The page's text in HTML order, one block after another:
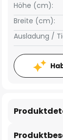
Breite (cm):
Höhe (cm):
Ausladung /